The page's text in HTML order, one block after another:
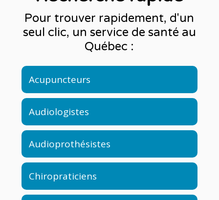
Pour trouver rapidement, d'un
seul clic, un service de santé au
Québec :
Acupuncteurs
Audiologistes
Audioprothésistes
Chiropraticiens